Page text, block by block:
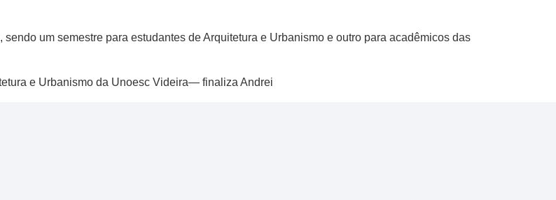
um semestre para estudantes de Arquitetura e Urbanismo e outro para acadêmicos das
e Urbanismo da Unoesc Videira— finaliza Andrei